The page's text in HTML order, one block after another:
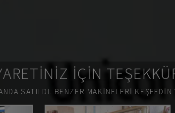
IÇIN
SATILDI. BENZER MAKINELERI